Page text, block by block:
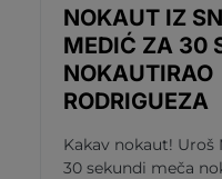
NOKAUT IZ
MEDIĆ ZA 30
NOKAUTIRAO
RODRIGUEZA
Kakav nokaut! Uroš
30 sekundi meča